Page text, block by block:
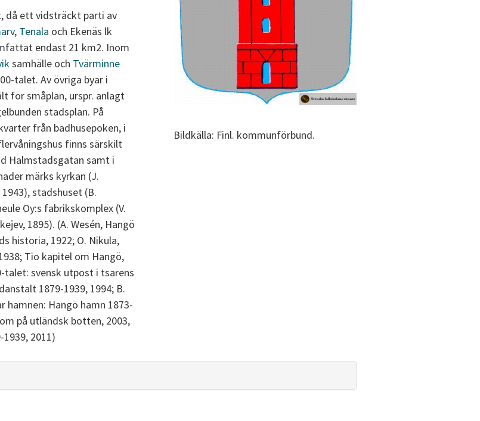
då ett vidsträckt parti av
, Tenala och Ekenäs lk
endast 21 km2. Inom
samhälle och Tvärminne
talet. Av övriga byar i
för småplan, urspr. anlagt
stadsplan. På
från badhusepoken, i
finns särskilt
Halmstadsgatan samt i
märks kyrkan (J.
stadshuset (B.
Oy:s fabrikskomplex (V.
1895). (A. Wesén, Hangö
historia, 1922; O. Nikula,
Tio kapitel om Hangö,
talet: svensk utpost i tsarens
1879-1939, 1994; B.
hamnen: Hangö hamn 1873-
på utländsk botten, 2003,
2011)
Bildkälla: Finl. kommunförbund.